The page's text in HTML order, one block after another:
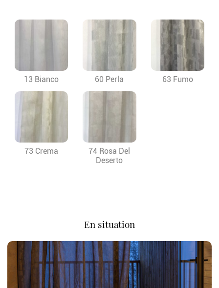
13 Bianco 60 Perla 63 Fumo
73 Crema
74 Rosa Del
Deserto
En situation